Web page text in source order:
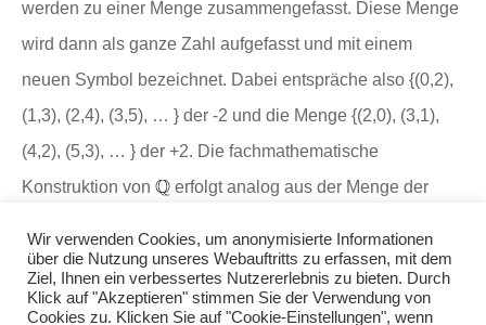
werden zu einer Menge zusammengefasst. Diese Menge
wird dann als ganze Zahl aufgefasst und mit einem
neuen Symbol bezeichnet. Dabei entspräche also {(0,2),
(1,3), (2,4), (3,5), … } der -2 und die Menge {(2,0), (3,1),
(4,2), (5,3), … } der +2. Die fachmathematische
Konstruktion von
erfolgt analog aus der Menge der
Impressum
Wir verwenden Cookies, um anonymisierte Informationen
über die Nutzung unseres Webauftritts zu erfassen, mit dem
Ziel, Ihnen ein verbessertes Nutzererlebnis zu bieten. Durch
Klick auf "Akzeptieren" stimmen Sie der Verwendung von
Cookies zu. Klicken Sie auf "Cookie-Einstellungen", wenn